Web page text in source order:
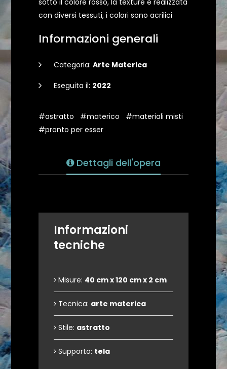
sotto il colore rosso, la texture è realizzata
con diversi tessuti, i colori sono acrilici
Informazioni generali
Categoria: Arte Materica
Eseguita il: 2022
#astratto #materico
#materiali misti
#pronto per esser
Dettagli dell'opera
Informazioni
tecniche
Misure: 40 cm x 120 cm x 2 cm
Tecnica: arte materica
Stile: astratto
Supporto: tela